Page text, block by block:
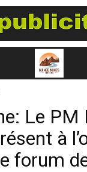
Le PM
à
forum